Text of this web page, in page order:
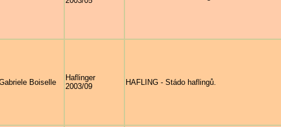
Boiselle
Haflinger
2003/09
HAFLING - Stádo haflingů.